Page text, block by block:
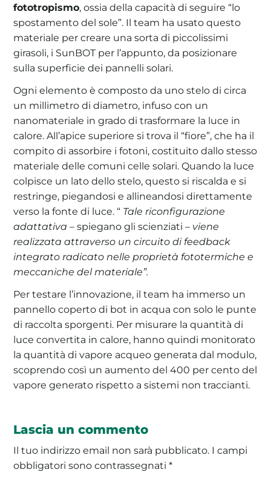
fototropismo, ossia della capacità di seguire “lo
spostamento del sole”. Il team ha usato questo
materiale per creare una sorta di piccolissimi
girasoli, i SunBOT per l’appunto, da posizionare
sulla superficie dei pannelli solari.
Ogni elemento è composto da uno stelo di circa
un millimetro di diametro, infuso con un
nanomateriale in grado di trasformare la luce in
calore. All’apice superiore si trova il “fiore”, che ha il
compito di assorbire i fotoni, costituito dallo stesso
materiale delle comuni celle solari. Quando la luce
colpisce un lato dello stelo, questo si riscalda e si
restringe, piegandosi e allineandosi direttamente
verso la fonte di luce. “ Tale riconfigurazione
adattativa – spiegano gli scienziati – viene
realizzata attraverso un circuito di feedback
integrato radicato nelle proprietà fototermiche e
meccaniche del materiale”.
Per testare l’innovazione, il team ha immerso un
pannello coperto di bot in acqua con solo le punte
di raccolta sporgenti. Per misurare la quantità di
luce convertita in calore, hanno quindi monitorato
la quantità di vapore acqueo generata dal modulo,
scoprendo così un aumento del 400 per cento del
vapore generato rispetto a sistemi non traccianti.
Lascia un commento
Il tuo indirizzo email non sarà pubblicato. I campi
obbligatori sono contrassegnati*